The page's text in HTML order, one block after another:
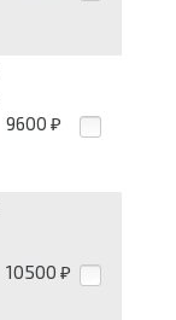
9600 ₽
10500 ₽